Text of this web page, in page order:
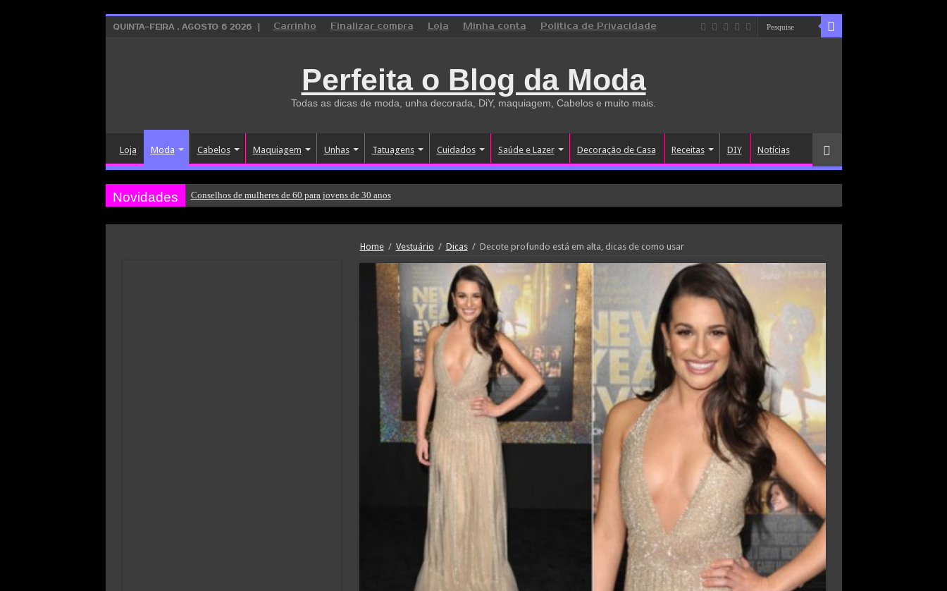
QUINTA-FEIRA , AGOSTO 6 2026 Carrinho Finalizar compra Loja Minha conta Politica de Privacidade
Perfeita o Blog da Moda
Todas as dicas de moda, unha decorada, DiY, maquiagem, Cabelos e muito mais.
Loja Moda Cabelos Maquiagem Unhas Tatuagens Cuidados Saúde e Lazer Decoração de Casa Receitas DIY Notícias
Novidades Conselhos de mulheres de 60 para jovens de 30 anos
Home / Vestuário / Dicas / Decote profundo está em alta, dicas de como usar